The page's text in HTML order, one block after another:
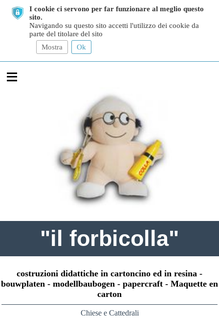
I cookie ci servono per far funzionare al meglio questo
sito.
Navigando su questo sito accetti l'utilizzo dei cookie da
parte del titolare del sito
Mostra
Ok
≡
"il forbicolla"
costruzioni didattiche in cartoncino ed in resina -
bouwplaten - modellbaubogen - papercraft - Maquette en
carton
Chiese e Cattedrali